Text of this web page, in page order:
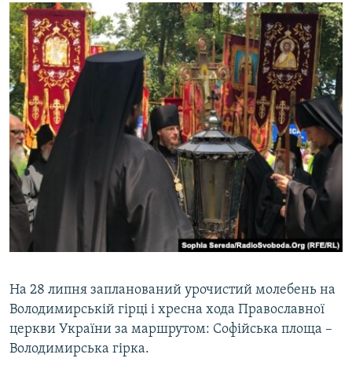
На 28 липня запланований урочистий молебень на
Володимирській гірці і хресна хода Православної
церкви України за маршрутом: Софійська площа –
Володимирська гірка.